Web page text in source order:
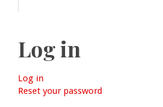
Log in
Primary
Log in
tab)
Reset your password